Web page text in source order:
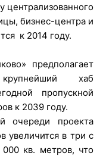
централизованного
бизнес-центра и
к 2014 году.
предполагает
хаб
пропускной
к 2039 году.
очереди проекта
увеличится в три с
кв. метров, что